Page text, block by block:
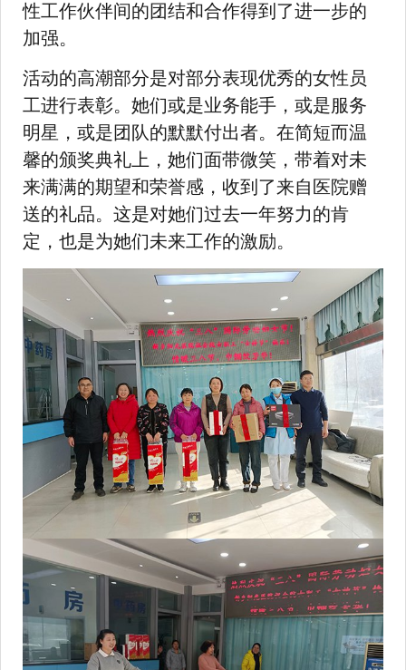
性工作伙伴间的团结和合作得到了进一步的
加强。
活动的高潮部分是对部分表现优秀的女性员
工进行表彰。她们或是业务能手，或是服务
明星，或是团队的默默付出者。在简短而温
馨的颁奖典礼上，她们面带微笑，带着对未
来满满的期望和荣誉感，收到了来自医院赠
送的礼品。这是对她们过去一年努力的肯
定，也是为她们未来工作的激励。